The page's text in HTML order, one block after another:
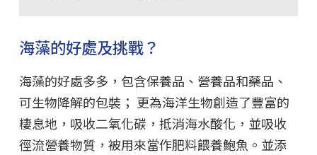
海藻的好處及挑戰？
海藻的好處多多，包含保養品、營養品和藥品、
可生物降解的包裝； 更為海洋生物創造了豐富的
棲息地，吸收二氧化碳，抵消海水酸化，並吸收
徑流營養物質，被用來當作肥料餵養鮑魚。並添